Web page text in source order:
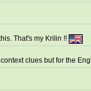
That's my Krilin !!
clues but for the